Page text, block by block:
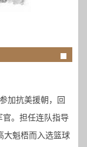
加抗美援朝，回
官。担任连队指导
大魁梧而入选篮球